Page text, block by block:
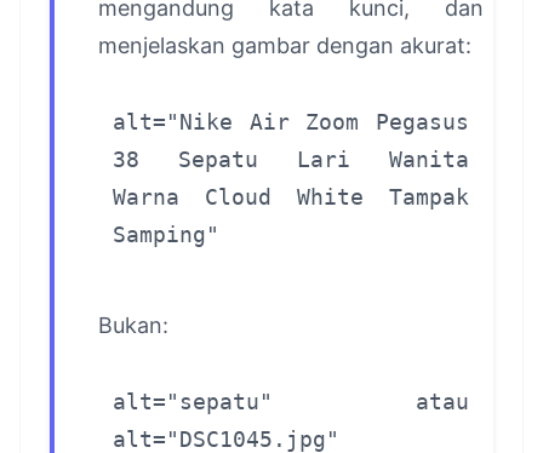
mengandung kata kunci, dan
menjelaskan gambar dengan akurat:
alt="Nike Air Zoom Pegasus
38 Sepatu Lari Wanita
Warna Cloud White Tampak
Samping"
Bukan:
alt="sepatu" atau
alt="DSC1045.jpg"